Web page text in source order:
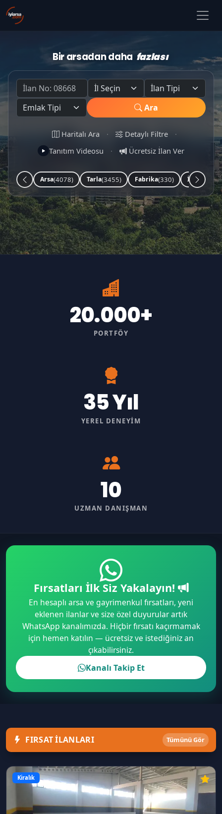
Bir arsadan daha fazlası
Ara
Haritalı Ara · Detaylı Filtre
·
Tanıtım Videosu
· Ücretsiz İlan Ver
Arsa(4078) Tarla(3455) Fabrika(330) İşyeri(253)
20.000+
PORTFÖY
35 Yıl
YEREL DENEYIM
10
UZMAN DANIŞMAN
Fırsatları İlk Siz Yakalayın!
En hesaplı arsa ve gayrimenkul fırsatları, yeni
eklenen ilanlar ve size özel duyurular artık
WhatsApp kanalımızda. Hiçbir fırsatı kaçırmamak
için hemen katılın — ücretsiz ve istediğiniz an
çıkabilirsiniz.
Kanalı Takip Et
FIRSAT İLANLARI Tümünü Gör
Kiralık